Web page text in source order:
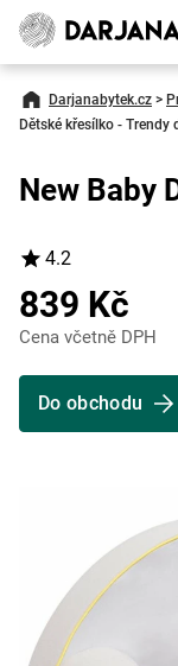
Darjanabytek.cz >
Dětské křesílko - Trendy
New Baby
4.2
839 Kč
Cena včetně DPH
Do obchodu